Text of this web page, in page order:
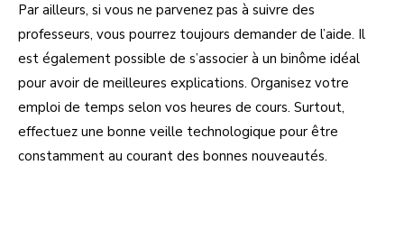
Par ailleurs, si vous ne parvenez pas à suivre des
professeurs, vous pourrez toujours demander de l’aide. Il
est également possible de s’associer à un binôme idéal
pour avoir de meilleures explications. Organisez votre
emploi de temps selon vos heures de cours. Surtout,
effectuez une bonne veille technologique pour être
constamment au courant des bonnes nouveautés.